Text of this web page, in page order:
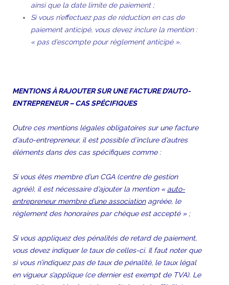
ainsi que la date limite de paiement ;
Si vous n’effectuez pas de réduction en cas de
paiement anticipé, vous devez inclure la mention :
« pas d’escompte pour règlement anticipé ».
MENTIONS À RAJOUTER SUR UNE FACTURE D’AUTO-
ENTREPRENEUR – CAS SPÉCIFIQUES
Outre ces mentions légales obligatoires sur une facture
d’auto-entrepreneur, il est possible d’inclure d’autres
éléments dans des cas spécifiques comme :
Si vous êtes membre d’un CGA (centre de gestion
agréé), il est nécessaire d’ajouter la mention « auto-
entrepreneur membre d’une associationagréée, le
règlement des honoraires par chèque est accepté » ;
Si vous appliquez des pénalités de retard de paiement,
vous devez indiquer le taux de celles-ci. Il faut noter que
si vous n’indiquez pas de taux de pénalité, le taux légal
en vigueur s’applique (ce dernier est exempt de TVA). Le